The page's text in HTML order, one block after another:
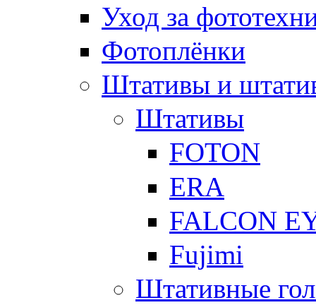
Уход за
Фотоплёнки
Штативы и
Штативы
FOTON
ERA
FALCON
Fujimi
Штативные